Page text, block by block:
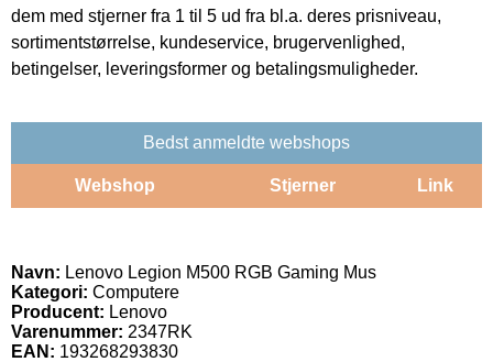
dem med stjerner fra 1 til 5 ud fra bl.a. deres prisniveau,
sortimentstørrelse, kundeservice, brugervenlighed,
betingelser, leveringsformer og betalingsmuligheder.
Bedst anmeldte webshops
Webshop Stjerner Link
Navn: Lenovo Legion M500 RGB Gaming Mus
Kategori: Computere
Producent: Lenovo
Varenummer: 2347RK
EAN: 193268293830